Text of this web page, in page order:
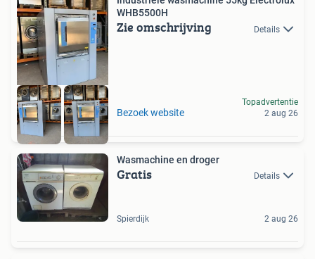
WHB5500H
Zie omschrijving Details
Bezoek website
Topadvertentie
2 aug 26
Wasmachine en droger
Gratis Details
Spierdijk 2 aug 26